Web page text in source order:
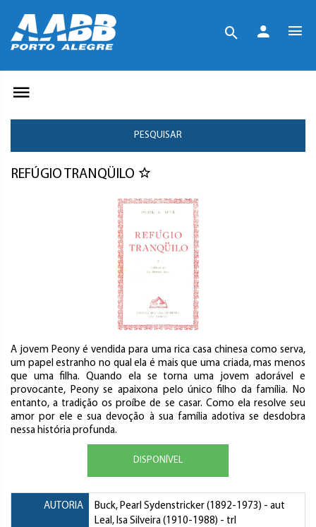
PESQUISAR
REFÚGIO TRANQÜILO
A jovem Peony é vendida para uma rica casa chinesa como serva,
um papel estranho no qual ela é mais que uma criada, mas menos
que uma filha. Quando ela se torna uma jovem adorável e
provocante, Peony se apaixona pelo único filho da família. No
entanto, a tradição os proíbe de se casar. Como ela resolve seu
amor por ele e sua devoção à sua família adotiva se desdobra
nessa história profunda.
DISPONÍVEL
AUTORIA Buck, Pearl Sydenstricker (1892-1973) - aut
Leal, Isa Silveira (1910-1988) - trl